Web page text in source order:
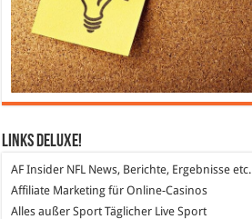
Links DeLuXe!
AF Insider NFL News, Berichte, Ergebnisse etc.
Affiliate Marketing für Online-Casinos
Alles außer Sport Täglicher Live Sport